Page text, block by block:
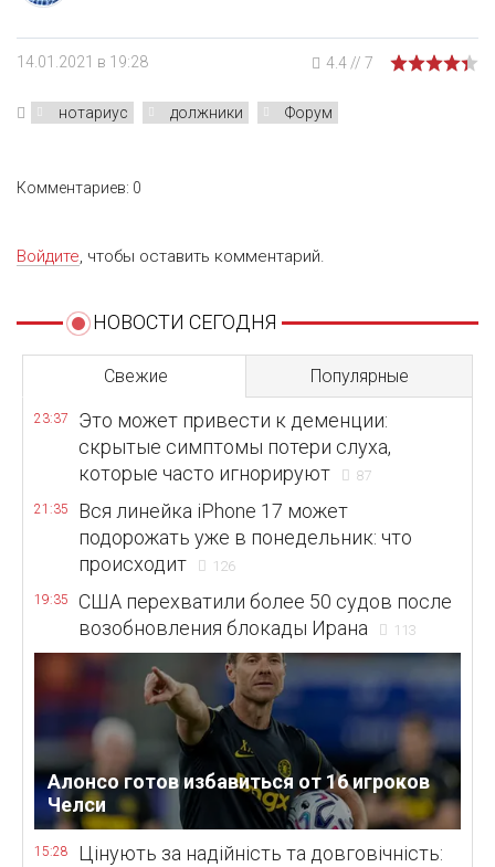
14.01.2021 в 19:28 4.4 // 7
нотариус должники Форум
Комментариев: 0
Войдите, чтобы оставить комментарий.
НОВОСТИ СЕГОДНЯ
Свежие Популярные
23:37
Это может привести к деменции:
скрытые симптомы потери слуха,
которые часто игнорируют
87
21:35
Вся линейка iPhone 17 может
подорожать уже в понедельник: что
происходит
126
19:35
США перехватили более 50 судов после
возобновления блокады Ирана
113
Алонсо готов избавиться от 16 игроков
Челси
15:28
Цінують за надійність та довговічність: